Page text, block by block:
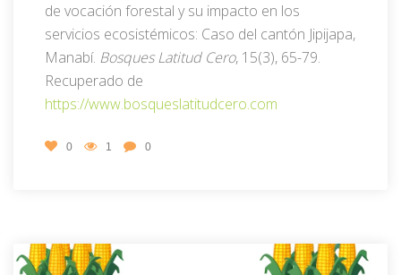
de vocación forestal y su impacto en los
servicios ecosistémicos: Caso del cantón Jipijapa,
Manabí. Bosques Latitud Cero, 15(3), 65-79.
Recuperado de
https://www.bosqueslatitudcero.com
0 1 0